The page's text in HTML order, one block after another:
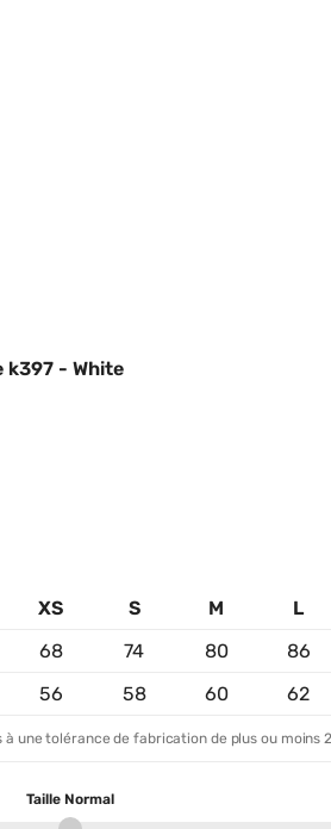
k397 - White
XS S M L
68 74 80 86
56 58 60 62
une tolérance de fabrication de plus ou moins
Taille Normal